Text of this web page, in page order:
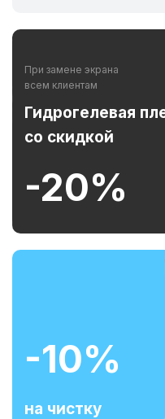
При замене экрана
всем клиентам
Гидрогелевая
со скидкой
-20%
-10%
на чистку